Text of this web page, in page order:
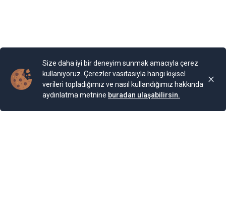
Size daha iyi bir deneyim sunmak amacıyla çerez
kullanıyoruz. Çerezler vasıtasıyla hangi kişisel
verileri topladığımız ve nasıl kullandığımız hakkında
aydınlatma metnine buradan ulaşabilirsin.